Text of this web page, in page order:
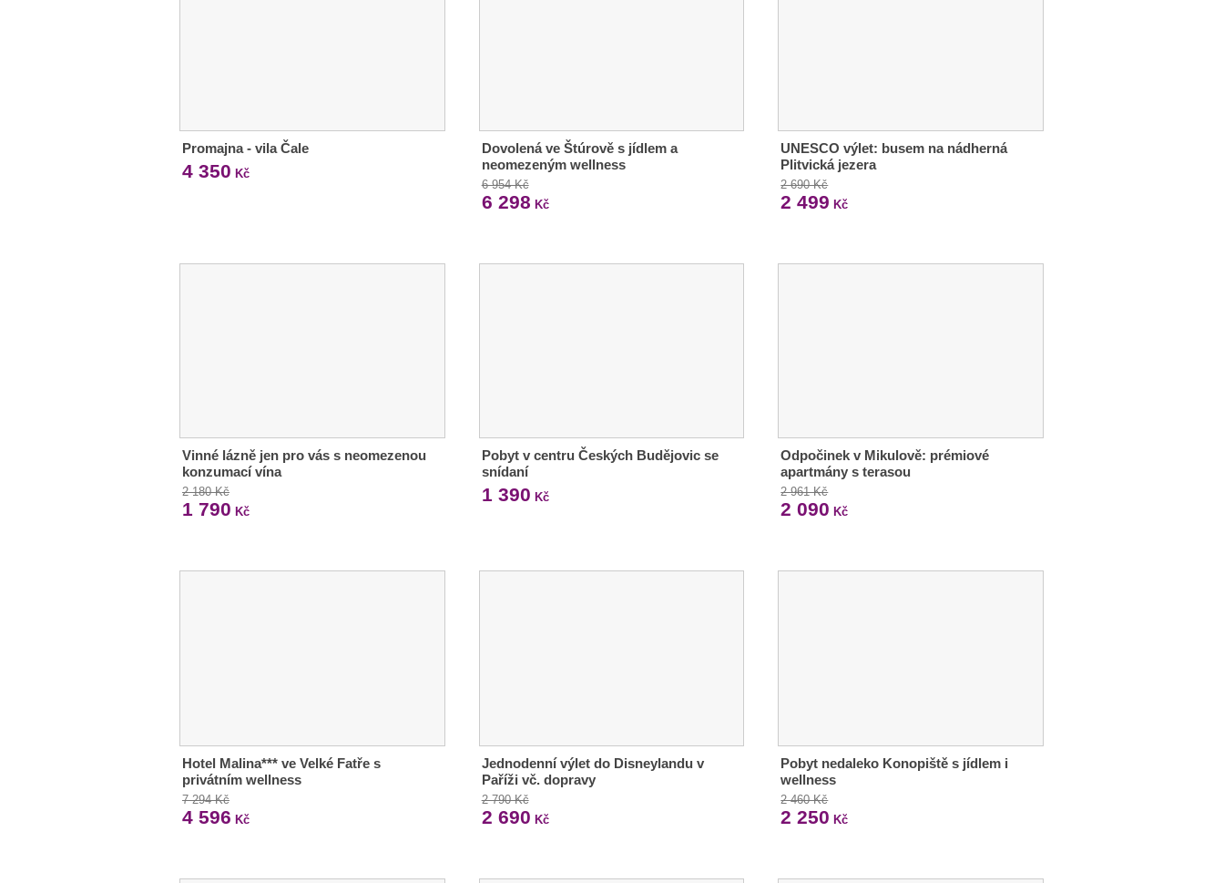
Promajna - vila Čale
4 350 Kč
Dovolená ve Štúrově s jídlem a
neomezeným wellness
6 954 Kč
6 298 Kč
UNESCO výlet: busem na nádherná
Plitvická jezera
2 690 Kč
2 499 Kč
Vinné lázně jen pro vás s neomezenou
konzumací vína
2 180 Kč
1 790 Kč
Pobyt v centru Českých Budějovic se
snídaní
1 390 Kč
Odpočinek v Mikulově: prémiové
apartmány s terasou
2 961 Kč
2 090 Kč
Hotel Malina*** ve Velké Fatře s
privátním wellness
7 294 Kč
4 596 Kč
Jednodenní výlet do Disneylandu v
Paříži vč. dopravy
2 790 Kč
2 690 Kč
Pobyt nedaleko Konopiště s jídlem i
wellness
2 460 Kč
2 250 Kč